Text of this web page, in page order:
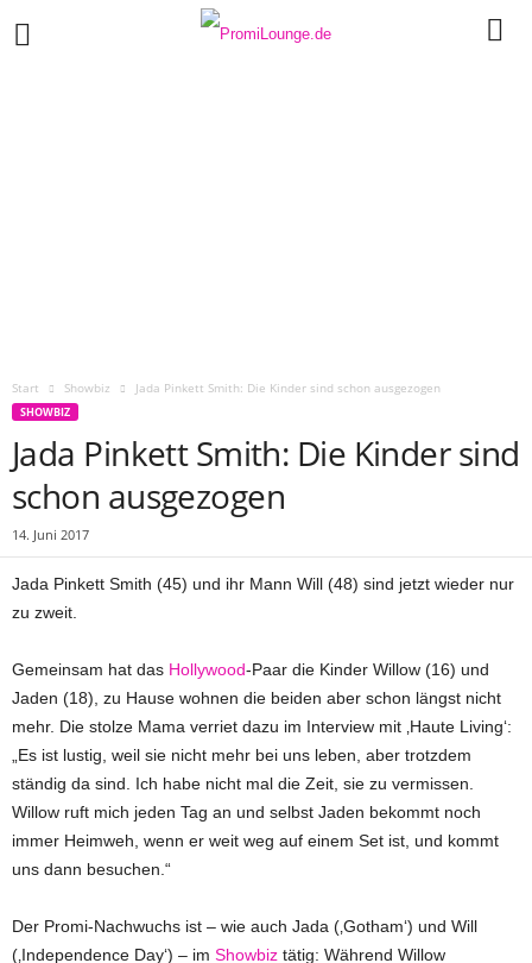
Start Showbiz Jada Pinkett Smith: Die Kinder sind schon ausgezogen
SHOWBIZ
Jada Pinkett Smith: Die Kinder sind
schon ausgezogen
14. Juni 2017
Jada Pinkett Smith (45) und ihr Mann Will (48) sind jetzt wieder nur
zu zweit.
Gemeinsam hat das Hollywood-Paar die Kinder Willow (16) und
Jaden (18), zu Hause wohnen die beiden aber schon längst nicht
mehr. Die stolze Mama verriet dazu im Interview mit ‚Haute Living‘:
„Es ist lustig, weil sie nicht mehr bei uns leben, aber trotzdem
ständig da sind. Ich habe nicht mal die Zeit, sie zu vermissen.
Willow ruft mich jeden Tag an und selbst Jaden bekommt noch
immer Heimweh, wenn er weit weg auf einem Set ist, und kommt
uns dann besuchen.“
Der Promi-Nachwuchs ist – wie auch Jada (‚Gotham‘) und Will
(‚Independence Day‘) – im Showbiz tätig: Während Willow